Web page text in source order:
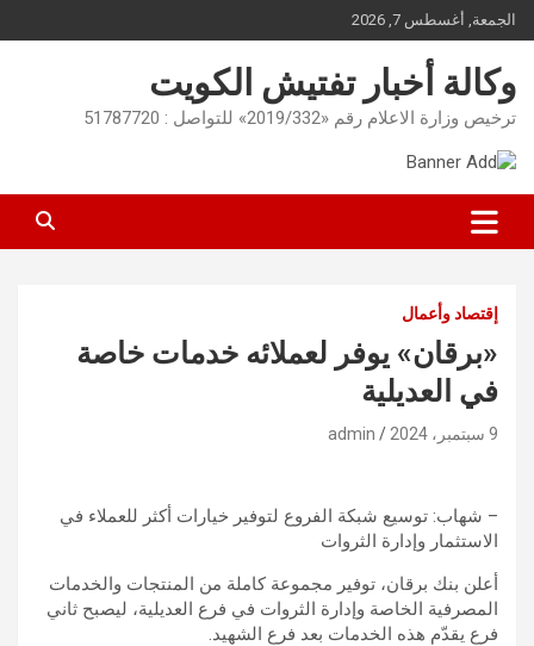
Skip
to
content
الجمعة, أغسطس 7, 2026
وكالة أخبار تفتيش الكويت
ترخيص وزارة الاعلام رقم «2019/332» للتواصل : 51787720
إقتصاد وأعمال
«برقان» يوفر لعملائه خدمات خاصة
في العديلية
9 سبتمبر، 2024 admin
– شهاب: توسيع شبكة الفروع لتوفير خيارات أكثر للعملاء في
الاستثمار وإدارة الثروات
أعلن بنك برقان، توفير مجموعة كاملة من المنتجات والخدمات
المصرفية الخاصة وإدارة الثروات في فرع العديلية، ليصبح ثاني
فرع يقدّم هذه الخدمات بعد فرع الشهيد.